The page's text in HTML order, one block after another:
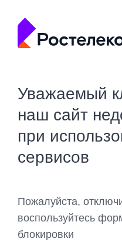
Уважаемый
наш сайт
при
сервисов
Пожалуйста,
воспользуйтесь
блокировки